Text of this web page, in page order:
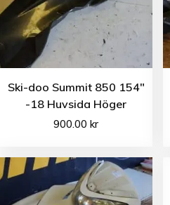
Ski-doo Summit 850 154″
-18 Huvsida Höger
900.00kr